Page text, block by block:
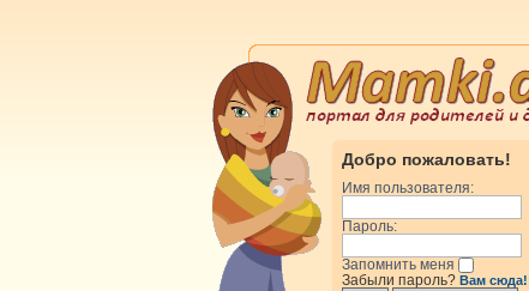
Добро пожаловать!
Имя пользователя:
Пароль:
Запомнить меня
Забыли пароль? Вам